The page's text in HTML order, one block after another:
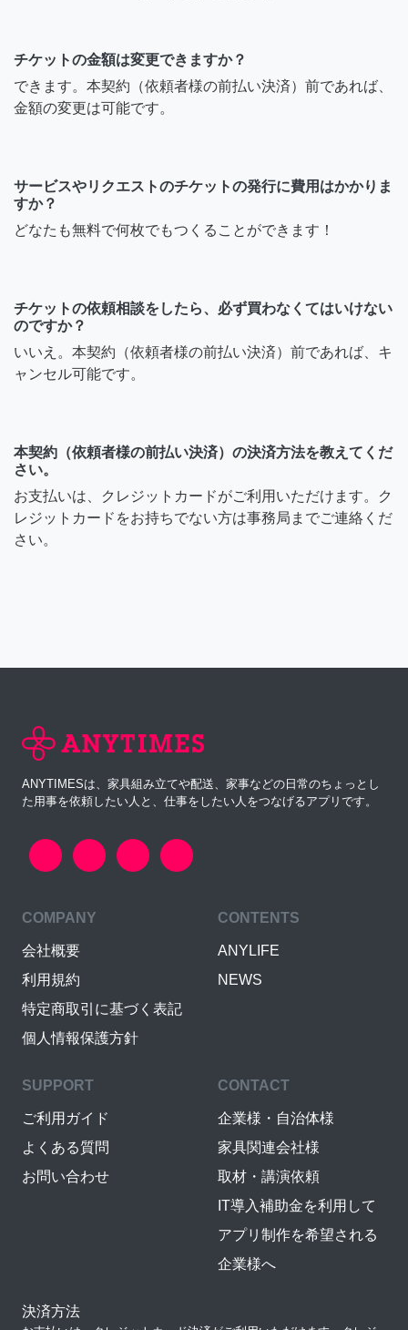
チケットの金額は変更できますか？
できます。本契約（依頼者様の前払い決済）前であれば、
金額の変更は可能です。
サービスやリクエストのチケットの発行に費用はかかりま
すか？
どなたも無料で何枚でもつくることができます！
チケットの依頼相談をしたら、必ず買わなくてはいけない
のですか？
いいえ。本契約（依頼者様の前払い決済）前であれば、キ
ャンセル可能です。
本契約（依頼者様の前払い決済）の決済方法を教えてくだ
さい。
お支払いは、クレジットカードがご利用いただけます。ク
レジットカードをお持ちでない方は事務局までご連絡くだ
さい。
ANYTIMESは、家具組み立てや配送、家事などの日常のちょっとし
た用事を依頼したい人と、仕事をしたい人をつなげるアプリです。
COMPANY
会社概要
利用規約
特定商取引に基づく表記
個人情報保護方針
CONTENTS
ANYLIFE
NEWS
SUPPORT
ご利用ガイド
よくある質問
お問い合わせ
CONTACT
企業様・自治体様
家具関連会社様
取材・講演依頼
IT導入補助金を利用して
アプリ制作を希望される
企業様へ
決済方法